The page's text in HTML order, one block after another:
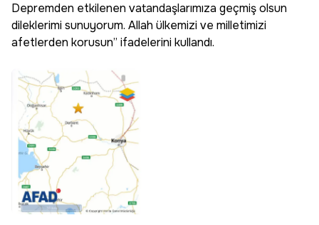
Depremden etkilenen vatandaşlarımıza geçmiş olsun
dileklerimi sunuyorum. Allah ülkemizi ve milletimizi
afetlerden korusun” ifadelerini kullandı.